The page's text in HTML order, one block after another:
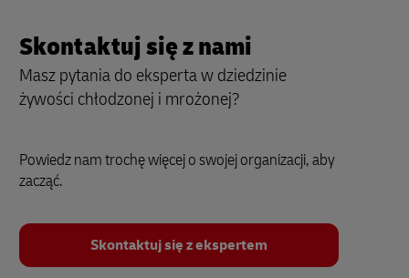
Skontaktuj się z nami
Masz pytania do eksperta w dziedzinie
żywości chłodzonej i mrożonej?
Powiedz nam trochę więcej o swojej organizacji, aby
zacząć.
Skontaktuj się z ekspertem